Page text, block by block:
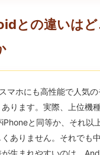
との違いはど
マホにも高性能で人気
ります。実際、上位機
と同等か、それ以
ありません。それでも
が生まれやすいのは、